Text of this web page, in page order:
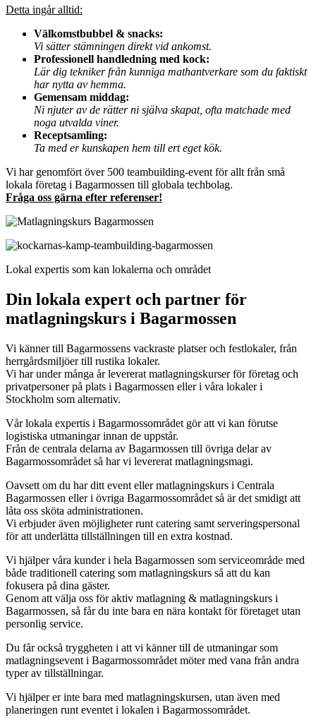
Detta ingår alltid:
Välkomstbubbel & snacks:
Vi sätter stämningen direkt vid ankomst.
Professionell handledning med kock:
Lär dig tekniker från kunniga mathantverkare som du faktiskt
har nytta av hemma.
Gemensam middag:
Ni njuter av de rätter ni själva skapat, ofta matchade med
noga utvalda viner.
Receptsamling:
Ta med er kunskapen hem till ert eget kök.
Vi har genomfört över 500 teambuilding-event för allt från små
lokala företag i Bagarmossen till globala techbolag.
Fråga oss gärna efter referenser!
Lokal expertis som kan lokalerna och området
Din lokala expert och partner för
matlagningskurs i Bagarmossen
Vi känner till Bagarmossens vackraste platser och festlokaler, från
herrgårdsmiljöer till rustika lokaler.
Vi har under många år levererat matlagningskurser för företag och
privatpersoner på plats i Bagarmossen eller i våra lokaler i
Stockholm som alternativ.
Vår lokala expertis i Bagarmossområdet gör att vi kan förutse
logistiska utmaningar innan de uppstår.
Från de centrala delarna av Bagarmossen till övriga delar av
Bagarmossområdet så har vi levererat matlagningsmagi.
Oavsett om du har ditt event eller matlagningskurs i Centrala
Bagarmossen eller i övriga Bagarmossområdet så är det smidigt att
låta oss sköta administrationen.
Vi erbjuder även möjligheter runt catering samt serveringspersonal
för att underlätta tillställningen till en extra kostnad.
Vi hjälper våra kunder i hela Bagarmossen som serviceområde med
både traditionell catering som matlagningskurs så att du kan
fokusera på dina gäster.
Genom att välja oss för aktiv matlagning & matlagningskurs i
Bagarmossen, så får du inte bara en nära kontakt för företaget utan
personlig service.
Du får också tryggheten i att vi känner till de utmaningar som
matlagningsevent i Bagarmossområdet möter med vana från andra
typer av tillställningar.
Vi hjälper er inte bara med matlagningskursen, utan även med
planeringen runt eventet i lokalen i Bagarmossområdet.